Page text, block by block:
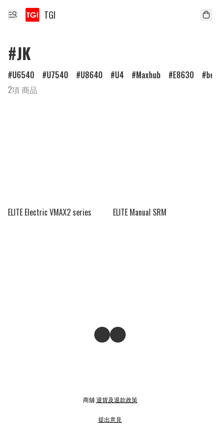
TGI
#JK
U6540 U7540 U8640 U4 Maxhub E8630
2項 商品
ELITE Electric VMAX2 series ELITE Manual SRM
商舖退貨及退款政策
提出意見